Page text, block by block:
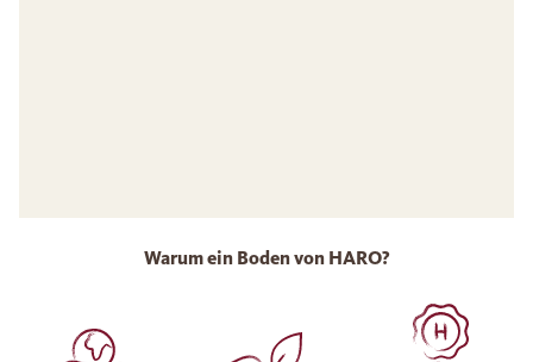
Warum ein Boden von HARO?